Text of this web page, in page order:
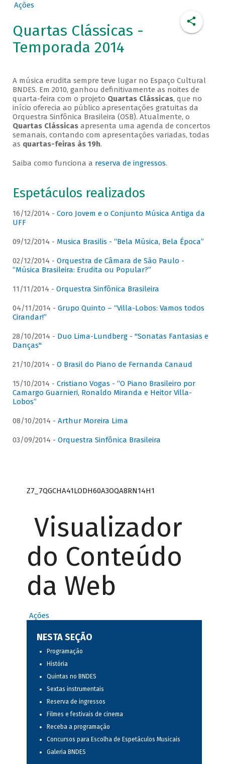
Ações
Quartas Clássicas -
Temporada 2014
A música erudita sempre teve lugar no Espaço Cultural
BNDES. Em 2010, ganhou definitivamente as noites de
quarta-feira com o projeto Quartas Clássicas, que no
início oferecia ao público apresentações gratuitas da
Orquestra Sinfônica Brasileira (OSB). Atualmente, o
Quartas Clássicasapresenta uma agenda de concertos
semanais, contando com apresentações variadas, todas
as quartas-feiras às 19h.
Saiba como funciona a reserva de ingressos.
Espetáculos realizados
16/12/2014 - Coro Jovem e o Conjunto Música Antiga da
UFF
09/12/2014 - Musica Brasilis - “Bela Música, Bela Época”
02/12/2014 - Orquestra de Câmara de São Paulo -
“Música Brasileira: Erudita ou Popular?”
11/11/2014 - Orquestra Sinfônica Brasileira
04/11/2014 - Grupo Quinto – “Villa-Lobos: Vamos todos
Cirandar!”
28/10/2014 - Duo Lima-Lundberg - "Sonatas Fantasias e
Danças"
21/10/2014 - O Brasil do Piano de Fernanda Canaud
15/10/2014 - Cristiano Vogas - “O Piano Brasileiro por
Camargo Guarnieri, Ronaldo Miranda e Heitor Villa-
Lobos”
08/10/2014 - Arthur Moreira Lima
03/09/2014 - Orquestra Sinfônica Brasileira
Z7_7QGCHA41LODH60A3OQA8RN14H1
Visualizador
do Conteúdo
da Web
Ações
NESTA SEÇÃO
Programação
História
Quintas no BNDES
Sextas instrumentais
Reserva de ingressos
Filmes e festivais de cinema
Receba a programação
Concursos para Escolha de Espetáculos Musicais
Galeria BNDES